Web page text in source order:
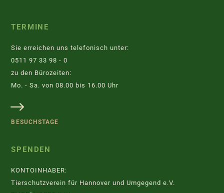
TERMINE
Sie erreichen uns telefonisch unter:
0511 97 33 98 - 0
zu den Bürozeiten:
Mo. - Sa. von 08.00 bis 16.00 Uhr
BESUCHSTAGE
SPENDEN
KONTOINHABER:
Tierschutzverein für Hannover und Umgegend e.V.